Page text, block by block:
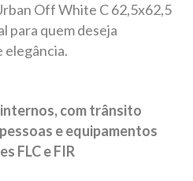
Off White C 62,5x62,5
para quem deseja
elegância.
com trânsito
e equipamentos
FLC e FIR